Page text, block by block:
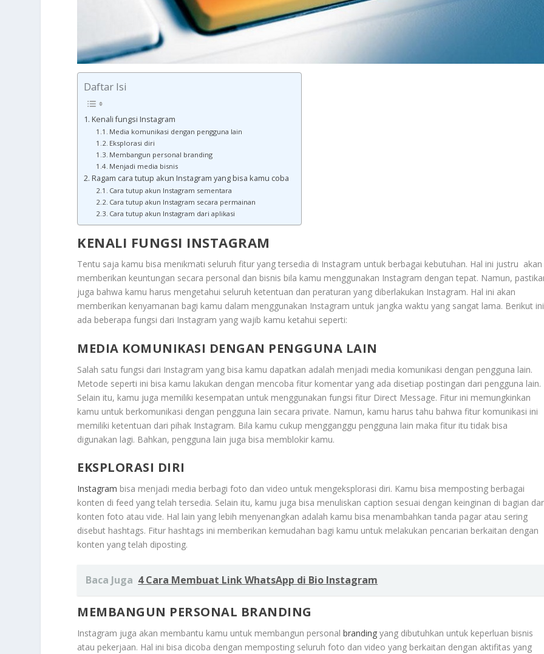
Daftar Isi
Kenali fungsi Instagram
Media komunikasi dengan pengguna lain
Eksplorasi diri
Membangun personal branding
Menjadi media bisnis
Ragam cara tutup akun Instagram yang bisa kamu coba
Cara tutup akun Instagram sementara
Cara tutup akun Instagram secara permainan
Cara tutup akun Instagram dari aplikasi
KENALI FUNGSI INSTAGRAM
Tentu saja kamu bisa menikmati seluruh fitur yang tersedia di Instagram untuk berbagai kebutuhan. Hal ini justru akan
memberikan keuntungan secara personal dan bisnis bila kamu menggunakan Instagram dengan tepat. Namun,
juga bahwa kamu harus mengetahui seluruh ketentuan dan peraturan yang diberlakukan Instagram. Hal ini akan
memberikan kenyamanan bagi kamu dalam menggunakan Instagram untuk jangka waktu yang sangat lama. Berikut ini
ada beberapa fungsi dari Instagram yang wajib kamu ketahui seperti:
MEDIA KOMUNIKASI DENGAN PENGGUNA LAIN
Salah satu fungsi dari Instagram yang bisa kamu dapatkan adalah menjadi media komunikasi dengan pengguna lain.
Metode seperti ini bisa kamu lakukan dengan mencoba fitur komentar yang ada disetiap postingan dari pengguna lain.
Selain itu, kamu juga memiliki kesempatan untuk menggunakan fungsi fitur Direct Message. Fitur ini memungkinkan
kamu untuk berkomunikasi dengan pengguna lain secara private. Namun, kamu harus tahu bahwa fitur komunikasi ini
memiliki ketentuan dari pihak Instagram. Bila kamu cukup mengganggu pengguna lain maka fitur itu tidak bisa
digunakan lagi. Bahkan, pengguna lain juga bisa memblokir kamu.
EKSPLORASI DIRI
Instagram bisa menjadi media berbagi foto dan video untuk mengeksplorasi diri. Kamu bisa memposting berbagai
konten di feed yang telah tersedia. Selain itu, kamu juga bisa menuliskan caption sesuai dengan keinginan di bagian
konten foto atau vide. Hal lain yang lebih menyenangkan adalah kamu bisa menambahkan tanda pagar atau sering
disebut hashtags. Fitur hashtags ini memberikan kemudahan bagi kamu untuk melakukan pencarian berkaitan dengan
konten yang telah diposting.
Baca Juga 4 Cara Membuat Link WhatsApp di Bio Instagram
MEMBANGUN PERSONAL BRANDING
Instagram juga akan membantu kamu untuk membangun personalbranding yang dibutuhkan untuk keperluan bisnis
atau pekerjaan. Hal ini bisa dicoba dengan memposting seluruh foto dan video yang berkaitan dengan aktifitas yang